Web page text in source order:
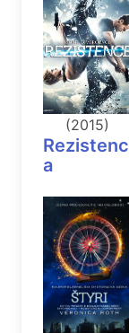
(2015)
a